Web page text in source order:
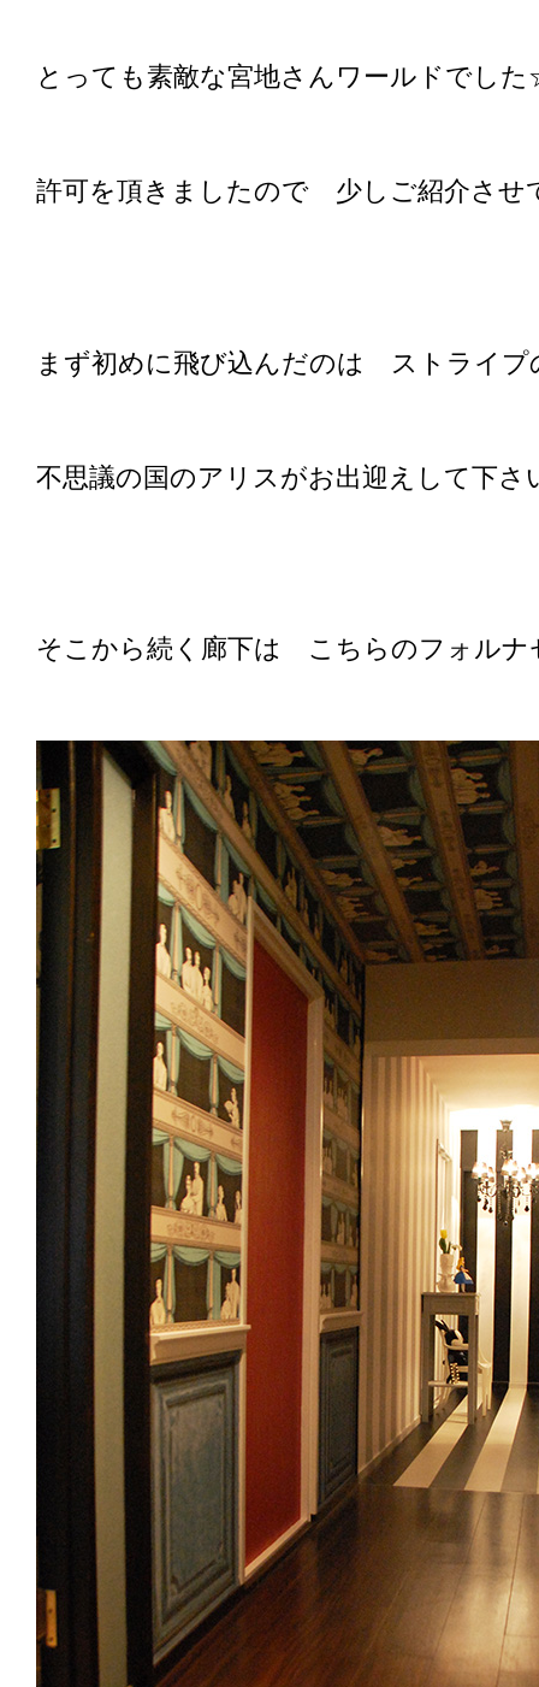
とっても素敵な宮地さんワールドでし
許可を頂きましたので 少しご紹介させ
まず初めに飛び込んだのは ストライプ
不思議の国のアリスがお出迎えして下さ
そこから続く廊下は こちらのフォルナ